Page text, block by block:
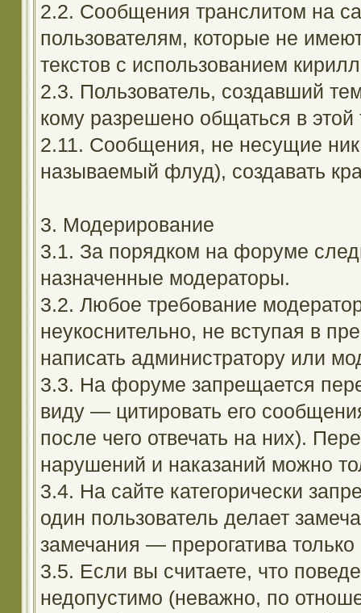
2.2. Сообщения транслитом на
пользователям, которые не
текстов с использованием
2.3. Пользователь, создавший
кому разрешено общаться в
2.11. Сообщения, не несущие
называемый флуд), создавать
3. Модерирование
3.1. За порядком на форуме
назначенные модераторы.
3.2. Любое требование
неукоснительно, не вступая в
написать администратору или
3.3. На форуме запрещается
виду — цитировать его
после чего отвечать на них).
нарушений и наказаний можно
3.4. На сайте категорически
один пользователь делает
замечания — прерогатива
3.5. Если вы считаете, что
недопустимо (неважно, по